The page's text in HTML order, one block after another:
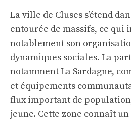
La ville de Cluses s’étend
entourée de massifs, ce qui
notablement son
dynamiques sociales. La
notamment La Sardagne,
et équipements
flux important de
jeune. Cette zone connaît